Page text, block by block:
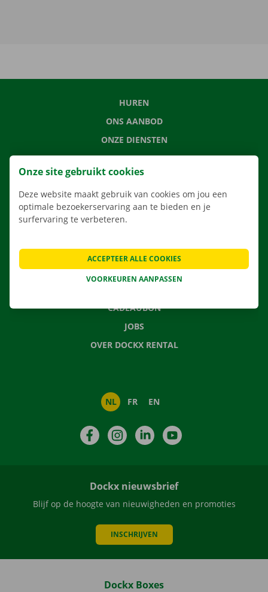
HUREN
ONS AANBOD
ONZE DIENSTEN
LOCATIES
APP
VERHUISOPLOSSINGEN
CONTACTEER ONS
VEELGESTELDE VRAGEN
CADEAUBON
JOBS
OVER DOCKX RENTAL
NL FR EN
FacebookInstagramLinkedIn
Dockx nieuwsbrief
Blijf op de hoogte van nieuwigheden en promoties
INSCHRIJVEN
Dockx Boxes
Onze site gebruikt cookies
Deze website maakt gebruik van cookies om jou een
optimale bezoekerservaring aan te bieden en je
surfervaring te verbeteren.
VOORKEUREN AANPASSEN
ACCEPTEER ALLE COOKIES